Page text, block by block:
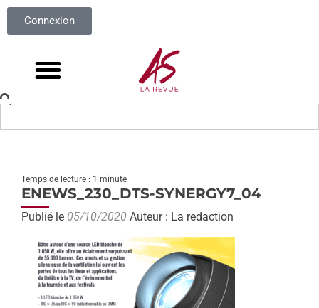
Connexion
Temps de lecture : 1 minute
ENEWS_230_DTS-SYNERGY7_04
Publié le 05/10/2020 Auteur : La redaction